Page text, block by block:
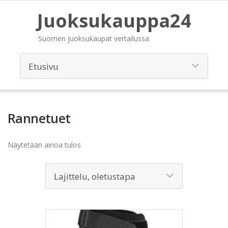
Juoksukauppa24
Suomen juoksukaupat vertailussa
Rannetuet
Näytetään ainoa tulos